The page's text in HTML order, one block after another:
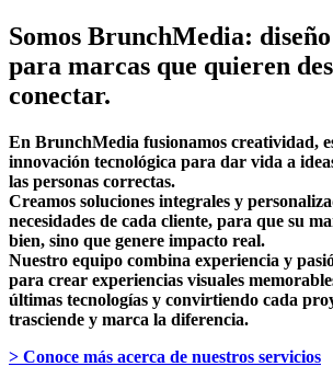
Somos BrunchMedia:
para marcas que quieren
conectar.
En BrunchMedia fusionamos creatividad,
innovación tecnológica para dar vida a
las personas correctas.
Creamos soluciones integrales y
necesidades de cada cliente, para que su
bien, sino que genere impacto real.
Nuestro equipo combina experiencia y
para crear experiencias visuales
últimas tecnologías y convirtiendo cada
trasciende y marca la diferencia.
> Conoce más acerca de nuestros servicios